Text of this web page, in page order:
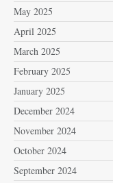
May 2025
April 2025
March 2025
February 2025
January 2025
December 2024
November 2024
October 2024
September 2024